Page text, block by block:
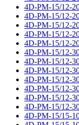
4D-PM-15/12-
4D-PM-15/12-
4D-PM-15/12-
4D-PM-15/12-
4D-PM-15/12-
4D-PM-15/12-
4D-PM-15/12-
4D-PM-15/12-
4D-PM-15/12-
4D-PM-15/12-
4D-PM-15/12-
4D-PM-15/12-
4D-PM-15/15-